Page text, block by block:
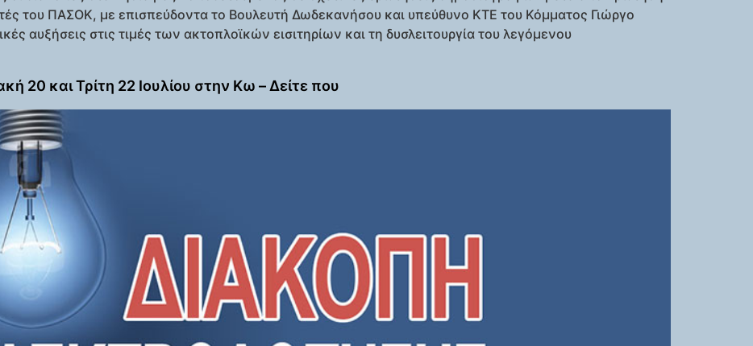
του ΠΑΣΟΚ, με επισπεύδοντα το Βουλευτή Δωδεκανήσου και υπεύθυνο ΚΤΕ του Κόμματος Γιώργο
αυξήσεις στις τιμές των ακτοπλοϊκών εισιτηρίων και τη δυσλειτουργία του λεγόμενου
20 και Τρίτη 22 Ιουλίου στην Κω – Δείτε που